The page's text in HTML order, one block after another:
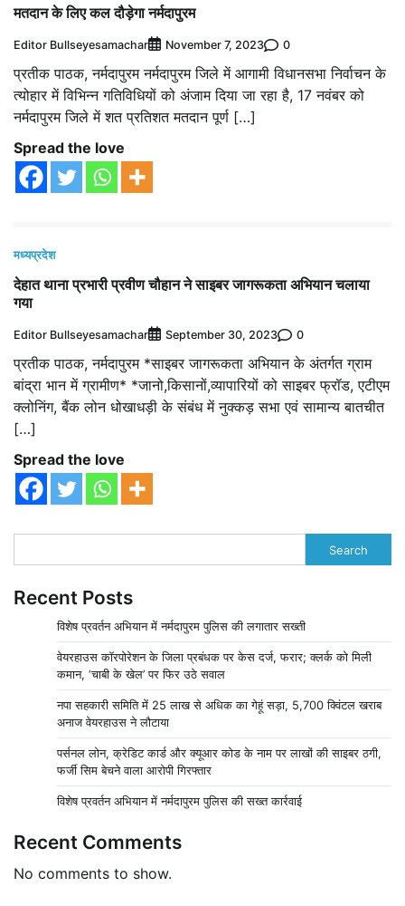
मतदान के लिए कल दौड़ेगा नर्मदापुरम
Editor Bullseyesamachar November 7, 2023 0
प्रतीक पाठक, नर्मदापुरम नर्मदापुरम जिले में आगामी विधानसभा निर्वाचन के
त्योहार में विभिन्न गतिविधियों को अंजाम दिया जा रहा है, 17 नवंबर को
नर्मदापुरम जिले में शत प्रतिशत मतदान पूर्ण […]
Spread the love
मध्यप्रदेश
देहात थाना प्रभारी प्रवीण चौहान ने साइबर जागरूकता अभियान चलाया
गया
Editor Bullseyesamachar September 30, 2023 0
प्रतीक पाठक, नर्मदापुरम *साइबर जागरूकता अभियान के अंतर्गत ग्राम
बांद्रा भान में ग्रामीण* *जानो,किसानों,व्यापारियों को साइबर फ्रॉड, एटीएम
क्लोनिंग, बैंक लोन धोखाधड़ी के संबंध में नुक्कड़ सभा एवं सामान्य बातचीत
[…]
Spread the love
Search
Recent Posts
विशेष प्रवर्तन अभियान में नर्मदापुरम पुलिस की लगातार सख्ती
वेयरहाउस कॉरपोरेशन के जिला प्रबंधक पर केस दर्ज, फरार; क्लर्क को मिली
कमान, ‘चाबी के खेल’ पर फिर उठे सवाल
नपा सहकारी समिति में 25 लाख से अधिक का गेहूं सड़ा, 5,700 क्विंटल खराब
अनाज वेयरहाउस ने लौटाया
पर्सनल लोन, क्रेडिट कार्ड और क्यूआर कोड के नाम पर लाखों की साइबर ठगी,
फर्जी सिम बेचने वाला आरोपी गिरफ्तार
विशेष प्रवर्तन अभियान में नर्मदापुरम पुलिस की सख्त कार्रवाई
Recent Comments
No comments to show.